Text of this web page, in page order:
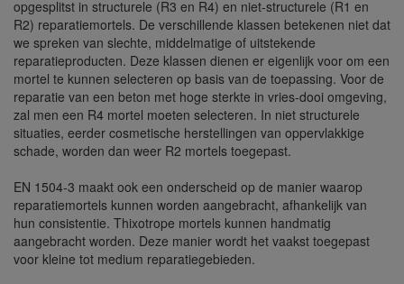
opgesplitst in structurele (R3 en R4) en niet-structurele (R1 en
R2) reparatiemortels. De verschillende klassen betekenen niet dat
we spreken van slechte, middelmatige of uitstekende
reparatieproducten. Deze klassen dienen er eigenlijk voor om een
mortel te kunnen selecteren op basis van de toepassing. Voor de
reparatie van een beton met hoge sterkte in vries-dooi omgeving,
zal men een R4 mortel moeten selecteren. In niet structurele
situaties, eerder cosmetische herstellingen van oppervlakkige
schade, worden dan weer R2 mortels toegepast.
EN 1504-3 maakt ook een onderscheid op de manier waarop
reparatiemortels kunnen worden aangebracht, afhankelijk van
hun consistentie. Thixotrope mortels kunnen handmatig
aangebracht worden. Deze manier wordt het vaakst toegepast
voor kleine tot medium reparatiegebieden.